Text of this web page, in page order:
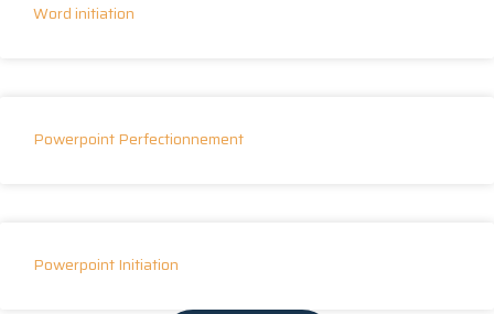
Word initiation
Powerpoint Perfectionnement
Powerpoint Initiation